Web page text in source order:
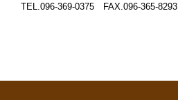
TEL.096-369-0375 FAX.096-365-8293